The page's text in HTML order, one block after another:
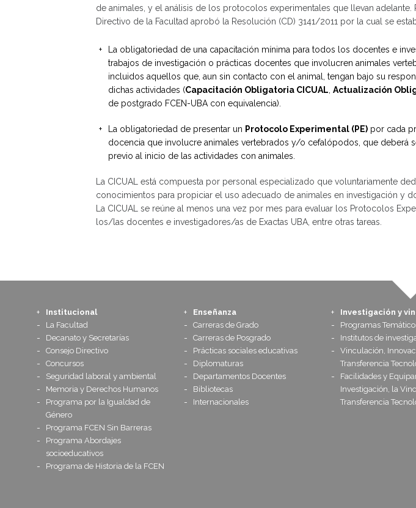
de animales, y el análisis de los protocolos experimentales que llevan adelante.
Directivo de la Facultad aprobó la Resolución (CD) 3141/2011 por la cual se
La obligatoriedad de una capacitación mínima para todos los docentes e
trabajos de investigación o prácticas docentes que involucren animales
incluidos aquellos que, aun sin contacto con el animal, tengan bajo su
dichas actividades (Capacitación Obligatoria CICUAL Actualización
de postgrado FCEN-UBA con equivalencia).
La obligatoriedad de presentar un Protocolo Experimental (PE)por cada
docencia que involucre animales vertebrados y/o cefalópodos, que deberá
previo al inicio de las actividades con animales.
La CICUAL está compuesta por personal especializado que voluntariamente
conocimientos para propiciar el uso adecuado de animales en investigación y
La CICUAL se reúne al menos una vez por mes para evaluar los Protocolos
los/las docentes e investigadores/as de Exactas UBA, entre otras tareas.
Institucional
La Facultad
Decanato y Secretarías
Consejo Directivo
Concursos
Seguridad laboral y ambiental
Memoria y Derechos Humanos
Programa por la Igualdad de
Género
Programa FCEN Sin Barreras
Programa Abordajes
socioeducativos
Programa de Historia de la FCEN
Enseñanza
Carreras de Grado
Carreras de Posgrado
Prácticas sociales educativas
Diplomaturas
Departamentos Docentes
Bibliotecas
Internacionales
Investigación y
Programas
Institutos de
Vinculación,
Transferencia
Facilidades y
Investigación, la
Transferencia